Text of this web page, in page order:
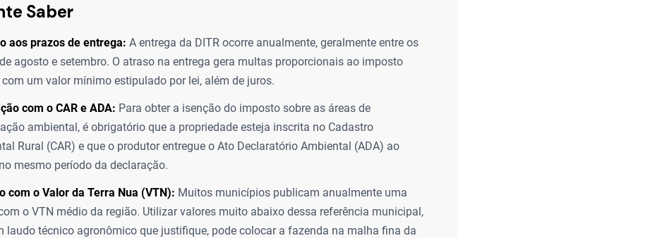
Saber
aos prazos de entrega: A entrega da DITR ocorre anualmente, geralmente entre os
agosto e setembro. O atraso na entrega gera multas proporcionais ao imposto
com um valor mínimo estipulado por lei, além de juros.
com o CAR e ADA: Para obter a isenção do imposto sobre as áreas de
ambiental, é obrigatório que a propriedade esteja inscrita no Cadastro
Rural (CAR) e que o produtor entregue o Ato Declaratório Ambiental (ADA) ao
mesmo período da declaração.
com o Valor da Terra Nua (VTN): Muitos municípios publicam anualmente uma
o VTN médio da região. Utilizar valores muito abaixo dessa referência municipal,
laudo técnico agronômico que justifique, pode colocar a fazenda na malha fina da